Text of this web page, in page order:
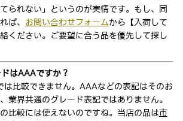
られない」というのが実情です。もし、同
ば、 お問い合わせフォーム から【入荷して
ください。ご要望に合う品を優先して探し
はAAAですか？
比較できません。AAAなどの表記はそのお
業界共通のグレード表記ではありません。
比較には使えないのですね。当店の品は市